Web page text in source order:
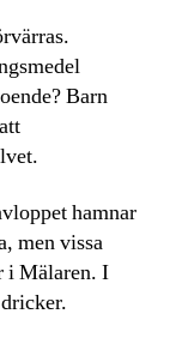
Barn
hamnar
men vissa
i Mälaren. I